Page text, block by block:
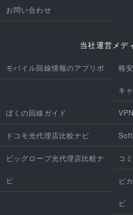
お問い合わせ
当社運営メデ
モバイル回線情報のアプリポ 格
キ
ぼくの回線ガイド
ドコモ光代理店比較ナビ
ビッグローブ光代理店比較ナ
ビ
コ
ピ
ビ